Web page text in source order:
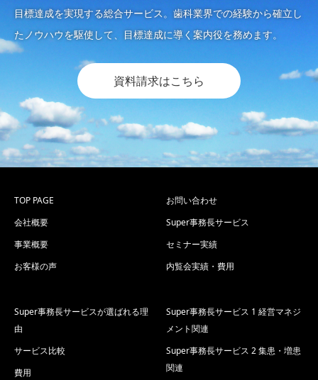
目標達成を実現する総合サービス。歯科業界での経験から確立し
たノウハウを駆使して、目標達成に導く案内役を務めます。
資料請求はこちら
TOP PAGE
会社概要
事業概要
お客様の声
お問い合わせ
Super事務長サービス
セミナー実績
内覧会実績・費用
Super事務長サービスが選ばれる理
由
サービス比較
費用
Super事務長サービス 1 経営マネジ
メント関連
Super事務長サービス 2 集患・増患
関連